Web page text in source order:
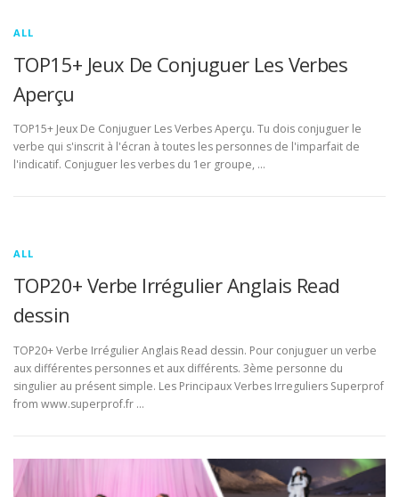
ALL
TOP15+ Jeux De Conjuguer Les Verbes
Aperçu
TOP15+ Jeux De Conjuguer Les Verbes Aperçu. Tu dois conjuguer le
verbe qui s'inscrit à l'écran à toutes les personnes de l'imparfait de
l'indicatif. Conjuguer les verbes du 1er groupe, …
ALL
TOP20+ Verbe Irrégulier Anglais Read
dessin
TOP20+ Verbe Irrégulier Anglais Read dessin. Pour conjuguer un verbe
aux différentes personnes et aux différents. 3ème personne du
singulier au présent simple. Les Principaux Verbes Irreguliers Superprof
from www.superprof.fr …